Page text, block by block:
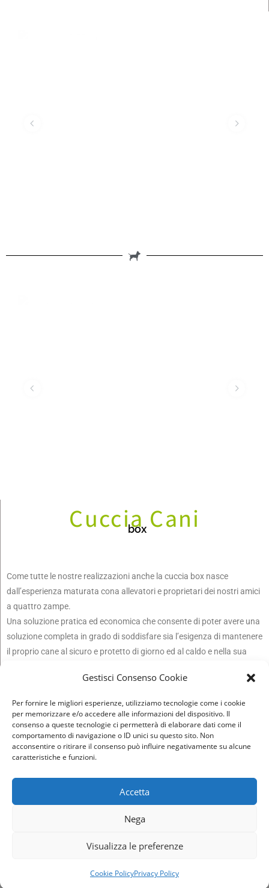
Gestisci Consenso Cookie
Per fornire le migliori esperienze, utilizziamo tecnologie come i cookie
per memorizzare e/o accedere alle informazioni del dispositivo. Il
consenso a queste tecnologie ci permetterà di elaborare dati come il
comportamento di navigazione o ID unici su questo sito. Non
acconsentire o ritirare il consenso può influire negativamente su alcune
caratteristiche e funzioni.
Accetta
Nega
Visualizza le preferenze
Cookie PolicyPrivacy Policy
Cuccia Cani
box
Come tutte le nostre realizzazioni anche la cuccia box nasce
dall’esperienza maturata cona allevatori e proprietari dei nostri amici
a quattro zampe.
Una soluzione pratica ed economica che consente di poter avere una
soluzione completa in grado di soddisfare sia l’esigenza di mantenere
il proprio cane al sicuro e protetto di giorno ed al caldo e nella sua
Queste cuccie vengono realizzate solo su specifiche del cliente
quattro zampre soddisfando nel contempo le specifiche esigenze del
proprietario.
©2021 Italia Box Design è un brand di CARPENTERIA ROSSO SNC
Via F. Severi 7 – 35011 Campodarsego (PD)
reso